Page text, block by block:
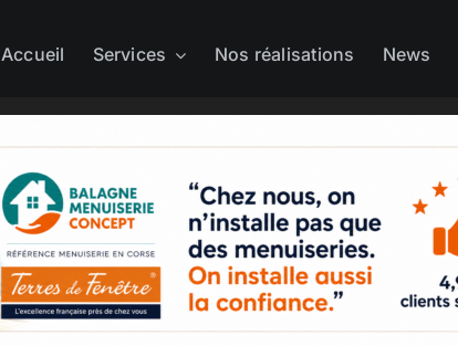
Accueil Services Nos réalisations News